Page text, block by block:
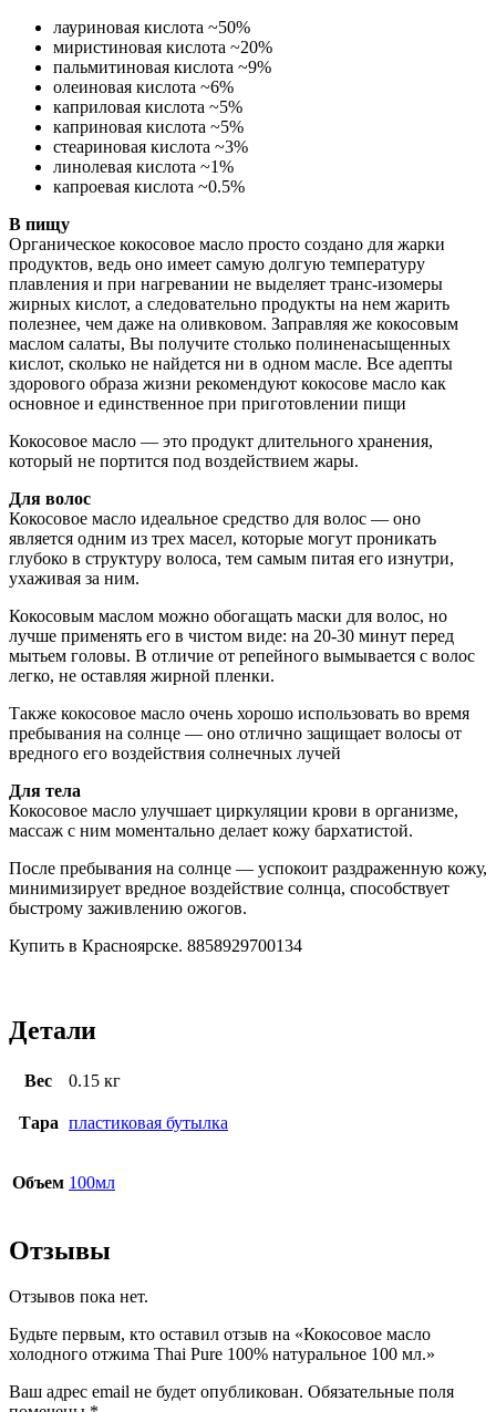
лауриновая кислота ~50%
миристиновая кислота ~20%
пальмитиновая кислота ~9%
олеиновая кислота ~6%
каприловая кислота ~5%
каприновая кислота ~5%
стеариновая кислота ~3%
линолевая кислота ~1%
капроевая кислота ~0.5%
В пищу
Органическое кокосовое масло просто создано для жарки
продуктов, ведь оно имеет самую долгую температуру
плавления и при нагревании не выделяет транс-изомеры
жирных кислот, а следовательно продукты на нем жарить
полезнее, чем даже на оливковом. Заправляя же кокосовым
маслом салаты, Вы получите столько полиненасыщенных
кислот, сколько не найдется ни в одном масле. Все адепты
здорового образа жизни рекомендуют кокосове масло как
основное и единственное при приготовлении пищи
Кокосовое масло — это продукт длительного хранения,
который не портится под воздействием жары.
Для волос
Кокосовое масло идеальное средство для волос — оно
является одним из трех масел, которые могут проникать
глубоко в структуру волоса, тем самым питая его изнутри,
ухаживая за ним.
Кокосовым маслом можно обогащать маски для волос, но
лучше применять его в чистом виде: на 20-30 минут перед
мытьем головы. В отличие от репейного вымывается с волос
легко, не оставляя жирной пленки.
Также кокосовое масло очень хорошо использовать во время
пребывания на солнце — оно отлично защищает волосы от
вредного его воздействия солнечных лучей
Для тела
Кокосовое масло улучшает циркуляции крови в организме,
массаж с ним моментально делает кожу бархатистой.
После пребывания на солнце — успокоит раздраженную кожу,
минимизирует вредное воздействие солнца, способствует
быстрому заживлению ожогов.
Купить в Красноярске. 8858929700134
Детали
Вес 0.15 кг
Тара пластиковая бутылка
Объем 100мл
Отзывы
Отзывов пока нет.
Будьте первым, кто оставил отзыв на «Кокосовое масло
холодного отжима Thai Pure 100% натуральное 100 мл.»
Ваш адрес email не будет опубликован. Обязательные поля